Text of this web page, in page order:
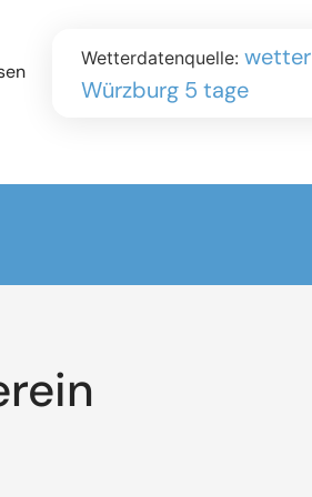
Wetterdatenquelle: wetter
Würzburg 5 tage